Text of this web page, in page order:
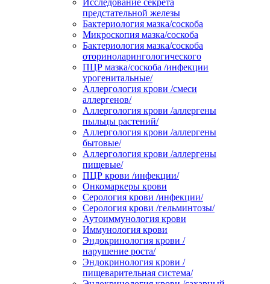
Исследование секрета
предстательной железы
Бактериология мазка/соскоба
Микроскопия мазка/соскоба
Бактериология мазка/соскоба
оториноларингологического
ПЦР мазка/соскоба /инфекции
урогенитальные/
Аллергология крови /смеси
аллергенов/
Аллергология крови /аллергены
пыльцы растений/
Аллергология крови /аллергены
бытовые/
Аллергология крови /аллергены
пищевые/
ПЦР крови /инфекции/
Онкомаркеры крови
Серология крови /инфекции/
Серология крови /гельминтозы/
Аутоиммунология крови
Иммунология крови
Эндокринология крови /
нарушение роста/
Эндокринология крови /
пищеварительная система/